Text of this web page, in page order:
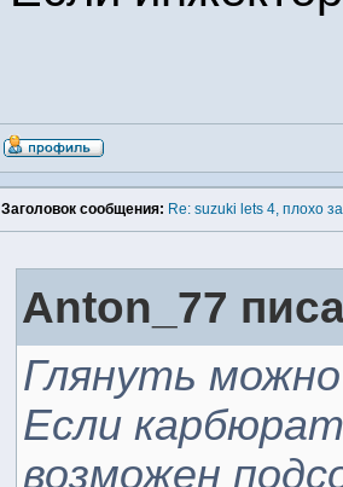
Заголовок сообщения: Re: suzuki lets 4, плохо
Anton_77
Глянуть
Если
возможен